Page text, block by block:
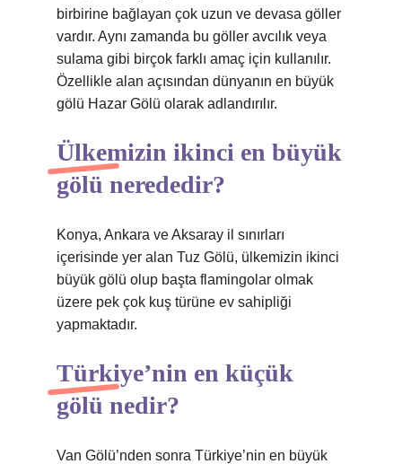
birbirine bağlayan çok uzun ve devasa göller
vardır. Aynı zamanda bu göller avcılık veya
sulama gibi birçok farklı amaç için kullanılır.
Özellikle alan açısından dünyanın en büyük
gölü Hazar Gölü olarak adlandırılır.
Ülkemizin ikinci en büyük
gölü nerededir?
Konya, Ankara ve Aksaray il sınırları
içerisinde yer alan Tuz Gölü, ülkemizin ikinci
büyük gölü olup başta flamingolar olmak
üzere pek çok kuş türüne ev sahipliği
yapmaktadır.
Türkiye’nin en küçük
gölü nedir?
Van Gölü’nden sonra Türkiye’nin en büyük